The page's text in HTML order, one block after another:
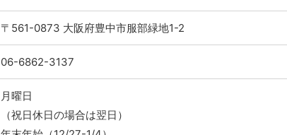
〒561-0873 大阪府豊中市服部緑地1-2
06-6862-3137
月曜日
（祝日休日の場合は翌日）